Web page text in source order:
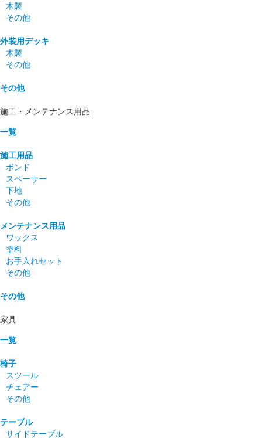
木製
その他
外装用デッキ
木製
その他
その他
施工・メンテナンス用品
一覧
施工用品
ボンド
スペーサー
下地
その他
メンテナンス用品
ワックス
塗料
お手入れセット
その他
その他
家具
一覧
椅子
スツール
チェアー
その他
テーブル
サイドテーブル